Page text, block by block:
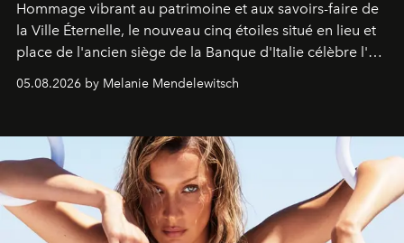
Hommage vibrant au patrimoine et aux savoirs-faire de
la Ville Éternelle, le nouveau cinq étoiles situé en lieu et
place de l'ancien siège de la Banque d'Italie célèbre l'art
de vivre Romain dans toute son élégance intemporelle.
05.08.2026 by Melanie Mendelewitsch